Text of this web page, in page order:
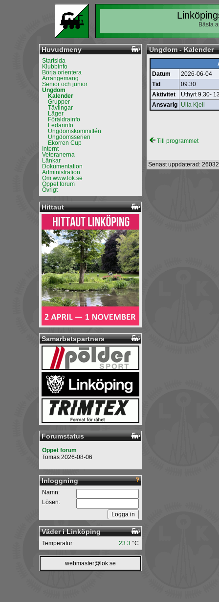
Bästa
Huvudmeny
Startsida
Klubbinfo
Börja orientera
Arrangemang
Senior och junior
Ungdom
Kalender
Grupper
Tävlingar
Läger
Föräldrainfo
Ledarinfo
Ungdomskommittén
Ungdomsserien
Ekorren Cup
Internt
Veteranerna
Länkar
Dokumentation
Administration
Om www.lok.se
Öppet forum
Övrigt
Hittaut
Samarbetspartners
Forumstatus
Öppet forum
Tomas 2026-08-06
Inloggning
Namn:
Lösen:
Väder i Linköping
23.3 °C
Temperatur:
webmaster@lok.se
Ungdom - Kalender
Datum
2026-06-04
Tid
09:30
Aktivitet
Uthyrt 9.30-
Ansvarig Ulla Kjell
Till programmet
Senast uppdaterad: